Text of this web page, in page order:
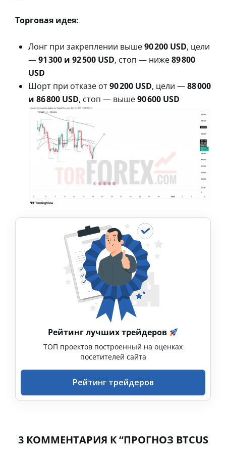
Торговая идея:
Лонг при закреплении выше90 200 USD, цели
—91 300 и 92 500 USD, стоп — ниже89 800
USD
Шорт при отказе от90 200 USD, цели —88 000
и 86 800 USD, стоп — выше90 600 USD
Рейтинг лучших трейдеров
ТОП проектов построенный на оценках
посетителей сайта
Рейтинг трейдеров
3 КОММЕНТАРИЯ К “ПРОГНОЗ BTCUS